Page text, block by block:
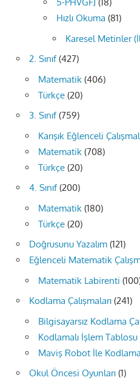
5-PHVĞFJ (18)
Hızlı Okuma (81)
Karesel Metinler
2. Sınıf(427)
Matematik (406)
Türkçe (20)
3. Sınıf(759)
Karışık Eğlenceli
Matematik (708)
Türkçe (20)
4. Sınıf(200)
Matematik (180)
Türkçe (20)
Doğrusunu Yazalım (121)
Eğlenceli Matematik
Matematik Labirenti
Kodlama Çalışmaları (241)
Bilgisayarsız Kodlama
Kodlamalı İşlem Tablosu
Maviş Robot İle
Okul Öncesi Oyunları (1)